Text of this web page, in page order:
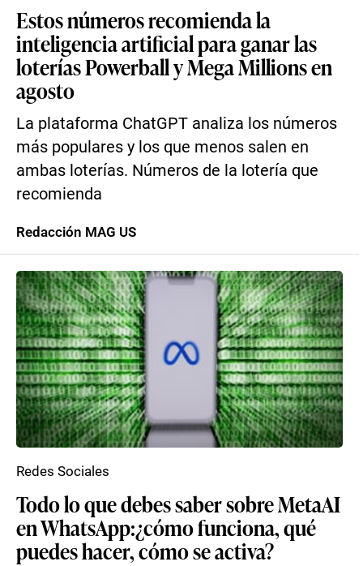
Estos números recomienda la
inteligencia artificial para ganar las
loterías Powerball y Mega Millions en
agosto
La plataforma ChatGPT analiza los números
más populares y los que menos salen en
ambas loterías. Números de la lotería que
recomienda
Redacción MAG US
Todo lo que debes saber sobre MetaAI
en WhatsApp:¿cómo funciona, qué
puedes hacer, cómo se activa?
Redes Sociales